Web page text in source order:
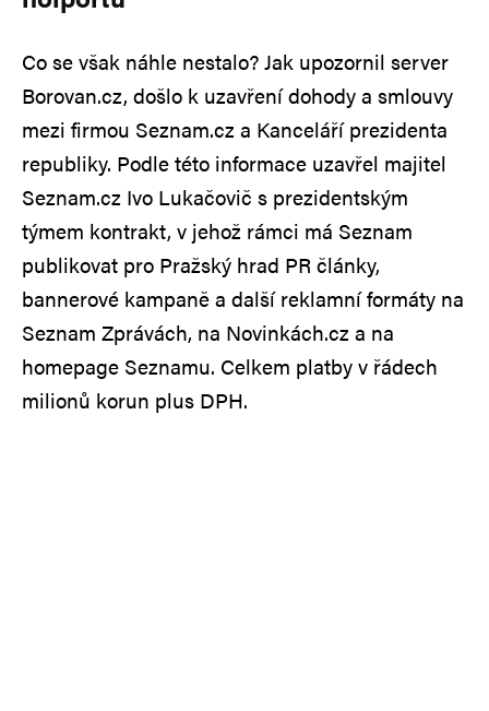
Co se však náhle nestalo? Jak upozornil server
Borovan.cz, došlo k uzavření dohody a smlouvy
mezi firmou Seznam.cz a Kanceláří prezidenta
republiky. Podle této informace uzavřel majitel
Seznam.cz Ivo Lukačovič s prezidentským
týmem kontrakt, v jehož rámci má Seznam
publikovat pro Pražský hrad PR články,
bannerové kampaně a další reklamní formáty na
Seznam Zprávách, na Novinkách.cz a na
homepage Seznamu. Celkem platby v řádech
milionů korun plus DPH.